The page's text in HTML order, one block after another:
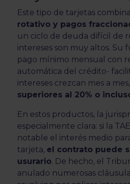
Este tipo de tarjetas
rotativo y pagos
un ciclo de deuda difícil de
intereses son muy altos. Su
pago mínimo mensual con
automática del crédito-
intereses crezcan mes a mes, l
superiores al 20% o
En estos productos, la
especialmente clara: si la
notable el interés medio
tarjeta, el contrato puede
usurario. De hecho, el
anulado numerosas